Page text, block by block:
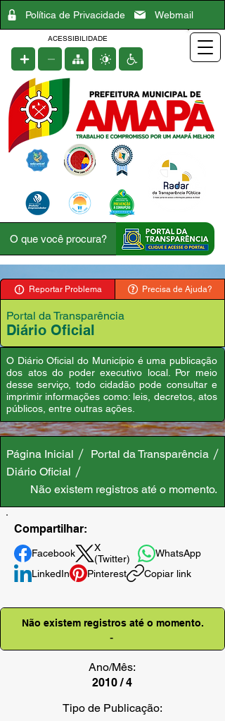
Política de Privacidade Webmail
ACESSIBILIDADE
Reportar Problema Precisa de Ajuda?
Portal da Transparência
Diário Oficial
O Diário Oficial do Município é uma publicação
dos atos do poder executivo local. Por meio
desse serviço, todo cidadão pode consultar e
imprimir informações como: leis, decretos, atos
públicos, entre outras ações.
Página Inicial
Portal da Transparência
Diário Oficial
Não existem registros até o momento.
Compartilhar:
Facebook
X
(Twitter)
WhatsApp
LinkedIn
Pinterest Copiar link
Não existem registros até o momento.
-
Ano/Mês:
2010 / 4
Tipo de Publicação: